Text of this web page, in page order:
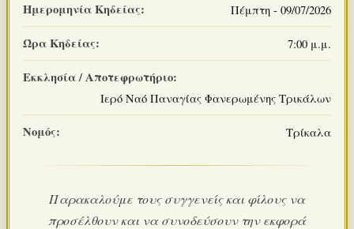
Ημερομηνία Κηδείας: Πέμπτη - 09/07/2026
Ώρα Κηδείας: 7:00 μ.μ.
Εκκλησία / Αποτεφρωτήριο:
Ιερό Ναό Παναγίας Φανερωμένης Τρικάλων
Νομός: Τρίκαλα
Παρακαλούμε τους συγγενείς και φίλους να
προσέλθουν και να συνοδεύσουν την εκφορά